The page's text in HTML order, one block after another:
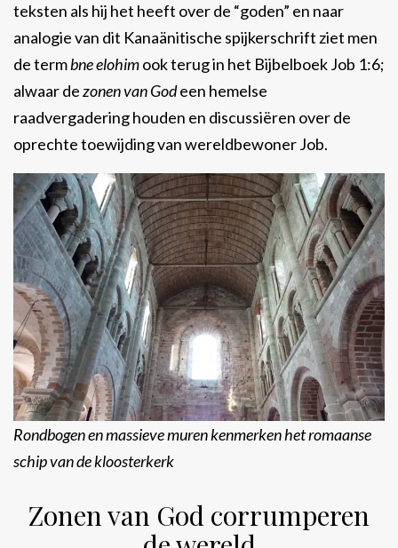
teksten als hij het heeft over de “goden” en naar
analogie van dit Kanaänitische spijkerschrift ziet men
de termbne elohimook terug in het Bijbelboek Job 1:6;
alwaar dezonen van Godeen hemelse
raadvergadering houden en discussiëren over de
oprechte toewijding van wereldbewoner Job.
Rondbogen en massieve muren kenmerken het romaanse
schip van de kloosterkerk
Zonen van God corrumperen